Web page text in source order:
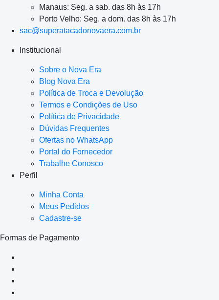
Manaus: Seg. a sab. das 8h às 17h
Porto Velho: Seg. a dom. das 8h às 17h
sac@superatacadonovaera.com.br
Institucional
Sobre o Nova Era
Blog Nova Era
Política de Troca e Devolução
Termos e Condições de Uso
Política de Privacidade
Dúvidas Frequentes
Ofertas no WhatsApp
Portal do Fornecedor
Trabalhe Conosco
Perfil
Minha Conta
Meus Pedidos
Cadastre-se
Formas de Pagamento